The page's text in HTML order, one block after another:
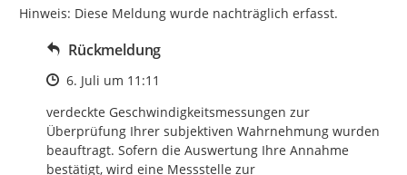
Hinweis: Diese Meldung wurde nachträglich erfasst.
Rückmeldung
Zeitpunkt des Erstellens
6. Juli um 11:11
verdeckte Geschwindigkeitsmessungen zur
Überprüfung Ihrer subjektiven Wahrnehmung wurden
beauftragt. Sofern die Auswertung Ihre Annahme
bestätigt, wird eine Messstelle zur